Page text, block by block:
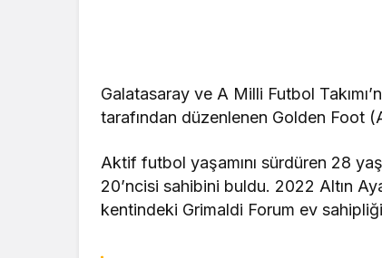
Galatasaray ve A Milli Futbol
tarafından düzenlenen Golden Foot
Aktif futbol yaşamını sürdüren 28
20’ncisi sahibini buldu. 2022 Altın
kentindeki Grimaldi Forum ev